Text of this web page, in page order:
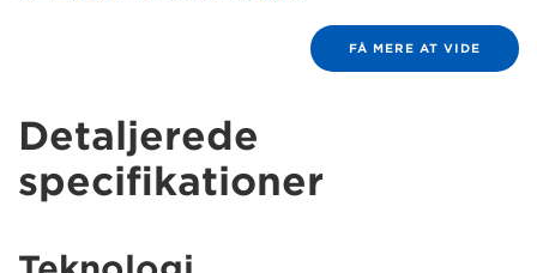
FÅ MERE AT VIDE
Detaljerede
specifikationer